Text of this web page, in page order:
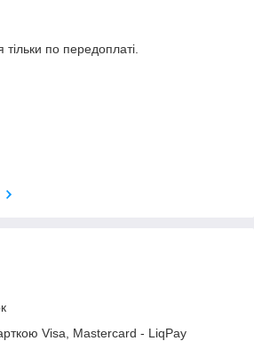
тільки по передоплаті.
Visa, Mastercard - LiqPay